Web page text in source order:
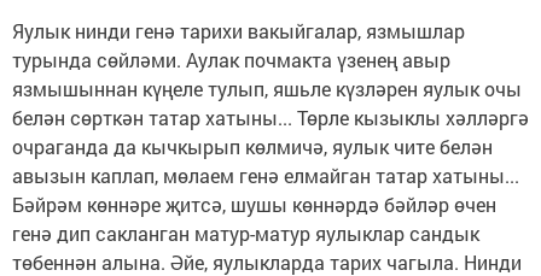
Яулык нинди генә тарихи вакыйгалар, язмышлар
турында сөйләми. Аулак почмакта үзенең авыр
язмышыннан күңеле тулып, яшьле күзләрен яулык очы
белән сөрткән татар хатыны... Төрле кызыклы хәлләргә
очраганда да кычкырып көлмичә, яулык чите белән
авызын каплап, мөлаем генә елмайган татар хатыны...
Бәйрәм көннәре җитсә, шушы көннәрдә бәйләр өчен
генә дип сакланган матур-матур яулыклар сандык
төбеннән алына. Әйе, яулыкларда тарих чагыла. Нинди